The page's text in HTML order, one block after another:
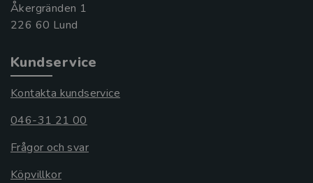
Åkergränden 1
Kundservice
Kontakta kundservice
046-31 21 00
Frågor och svar
Köpvillkor